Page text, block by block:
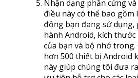
Nhận dạng phần cứng và
điều này có thể bao gồm
động bạn đang sử dụng,
hành Android, kích
của bạn và bộ nhớ
hơn 500 thiết bị Android
này giúp chúng tôi đưa